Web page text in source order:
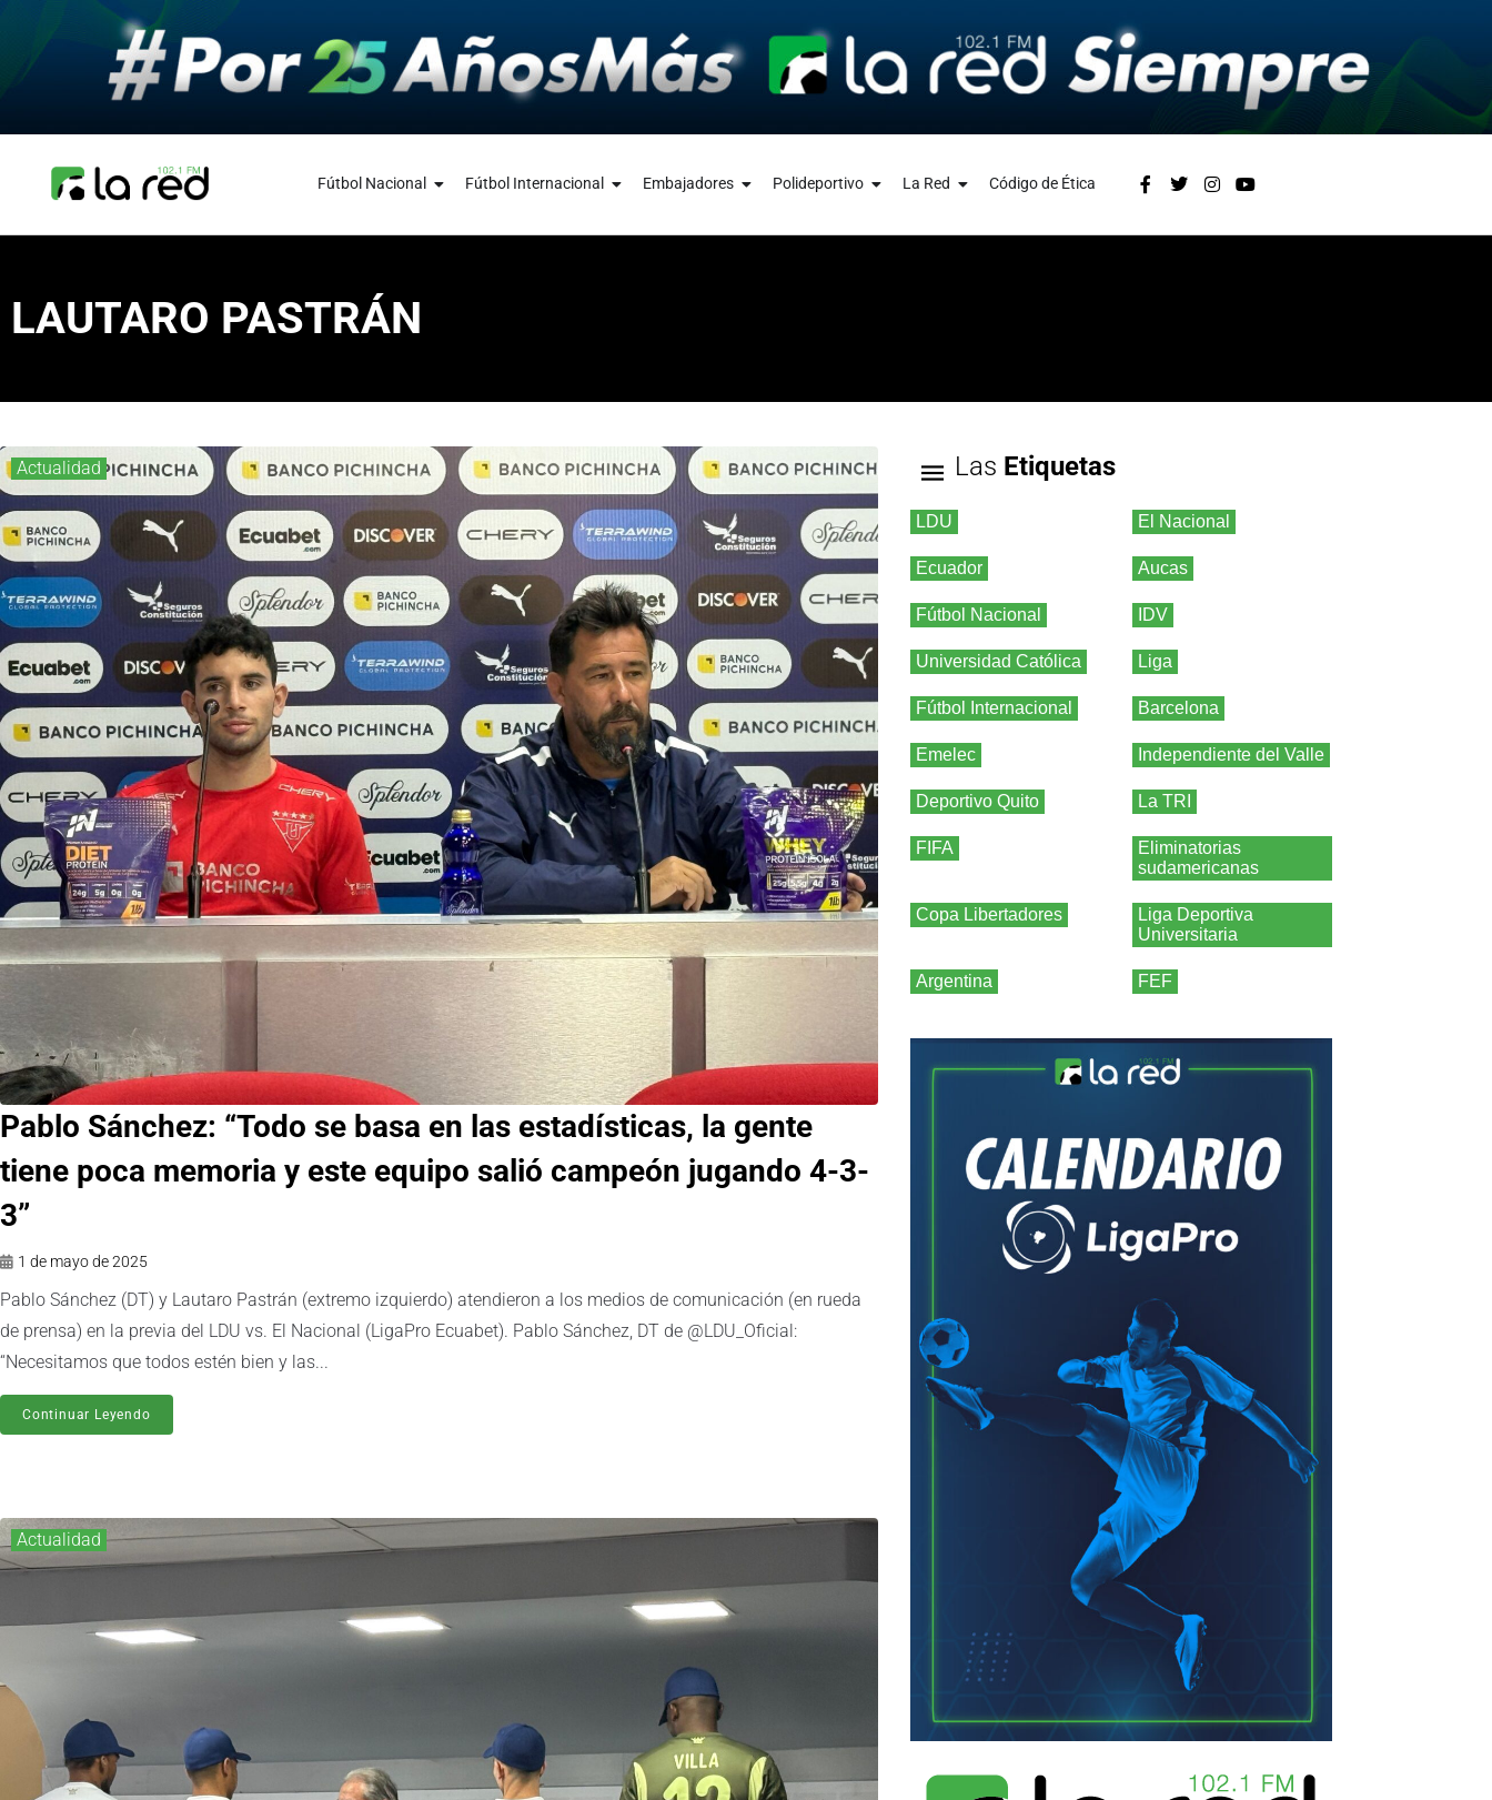
Fútbol Nacional Fútbol Internacional Embajadores Polideportivo La Red Código de Ética
LAUTARO PASTRÁN
Actualidad
Pablo Sánchez: “Todo se basa en las estadísticas, la gente
tiene poca memoria y este equipo salió campeón jugando 4-3-
3”
1 de mayo de 2025
Pablo Sánchez (DT) y Lautaro Pastrán (extremo izquierdo) atendieron a los medios de comunicación (en rueda
de prensa) en la previa del LDU vs. El Nacional (LigaPro Ecuabet). Pablo Sánchez, DT de @LDU_Oficial:
“Necesitamos que todos estén bien y las...
Continuar Leyendo
Actualidad
Las Etiquetas
LDU El Nacional
Ecuador Aucas
Fútbol Nacional IDV
Universidad Católica Liga
Fútbol Internacional Barcelona
Emelec Independiente del Valle
Deportivo Quito La TRI
FIFA
Eliminatorias
sudamericanas
Copa Libertadores
Liga Deportiva
Universitaria
Argentina FEF